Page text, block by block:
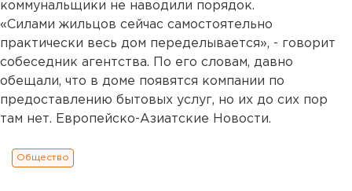
коммунальщики не наводили порядок.
«Силами жильцов сейчас самостоятельно
практически весь дом переделывается», - говорит
собеседник агентства. По его словам, давно
обещали, что в доме появятся компании по
предоставлению бытовых услуг, но их до сих пор
там нет. Европейско-Азиатские Новости.
Общество